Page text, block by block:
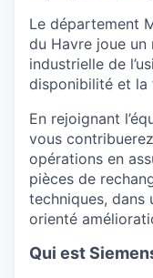
Le département
du Havre joue
industrielle de
disponibilité et la
En rejoignant
vous
opérations en
pièces de
techniques, dans
orienté
Qui est